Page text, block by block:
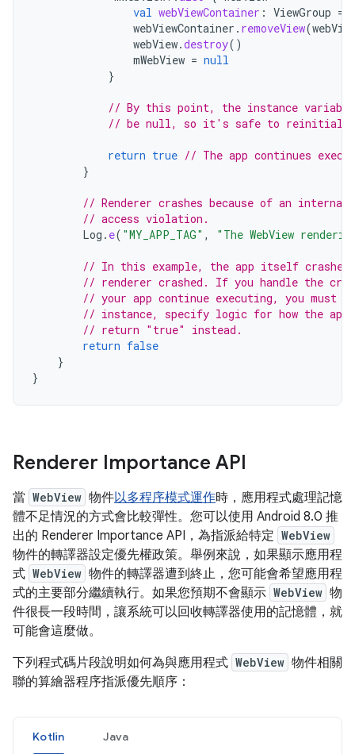
val webViewContainer : ViewGroup =
webViewContainer . removeView(
webView.destroy()
mWebView = null
}
// By this point, the instance variable
// be null, so it's safe to
return true // The app continues
}
// Renderer crashes because of an internal
// access violation.
Log . e( "MY_APP_TAG" , "The WebView
// In this example, the app itself
// renderer crashed. If you handle the
// your app continue executing, you must
// instance, specify logic for how the app
// return "true" instead.
return false
}
}
Renderer Importance API
當 WebView 物件以多程序模式運作時，應用程式處理記憶
體不足情況的方式會比較彈性。您可以使用 Android 8.0 推
出的 Renderer Importance API，為指派給特定 WebView
物件的轉譯器設定優先權政策。舉例來說，如果顯示應用程
式 WebView 物件的轉譯器遭到終止，您可能會希望應用程
式的主要部分繼續執行。如果您預期不會顯示 WebView 物
件很長一段時間，讓系統可以回收轉譯器使用的記憶體，就
可能會這麼做。
下列程式碼片段說明如何為與應用程式 WebView 物件相關
聯的算繪器程序指派優先順序：
Kotlin Java